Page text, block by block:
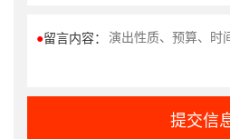
●留言内容：
提交信